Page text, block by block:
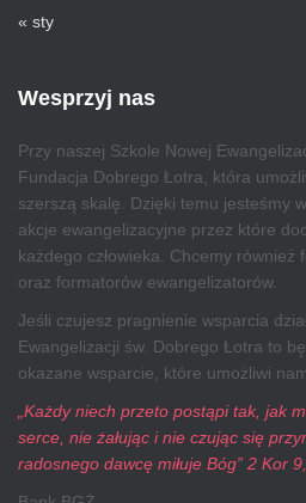
« sty
Wesprzyj nas
Przy naszej Szkole Nowej
Fundacja Dobrego Łotra, która
szerszą skalę. Dzięki temu jesteśmy
akcje ewangelizacyjne przez które
każdego człowieka. Chcemy
oraz formatorów ewangelizatorów.
Jeśli czujesz pragnienie wsparcia
Ewangelizacji św. Dobrego Łotra to
okazane wsparcie, które umożliwi
„Każdy niech przeto postąpi tak, jak
serce, nie żałując i nie czując się
radosnego dawcę miłuje Bóg” 2 Kor